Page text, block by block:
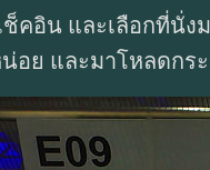
ช็คอิน และเลือกที่นั่ง
น่อย และมาโหลดกร